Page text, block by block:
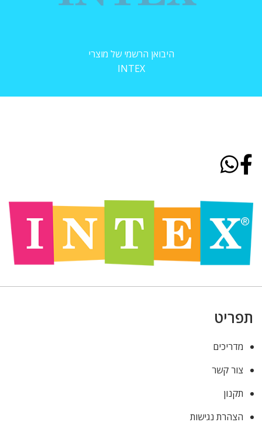
היבואן הרשמי של מוצרי
INTEX
תפריט
מדריכים
צור קשר
תקנון
הצהרת נגישות